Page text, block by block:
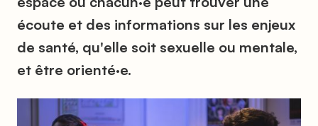
écoute et des informations sur les enjeux
de santé, qu'elle soit sexuelle ou mentale,
et être orienté·e.